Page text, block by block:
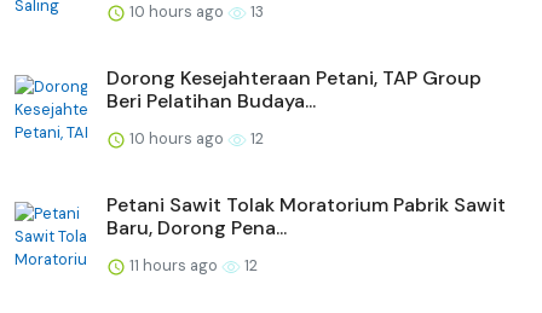
10 hours ago 13
Dorong Kesejahteraan Petani, TAP Group
Beri Pelatihan Budaya...
10 hours ago 12
Petani Sawit Tolak Moratorium Pabrik Sawit
Baru, Dorong Pena...
11 hours ago 12